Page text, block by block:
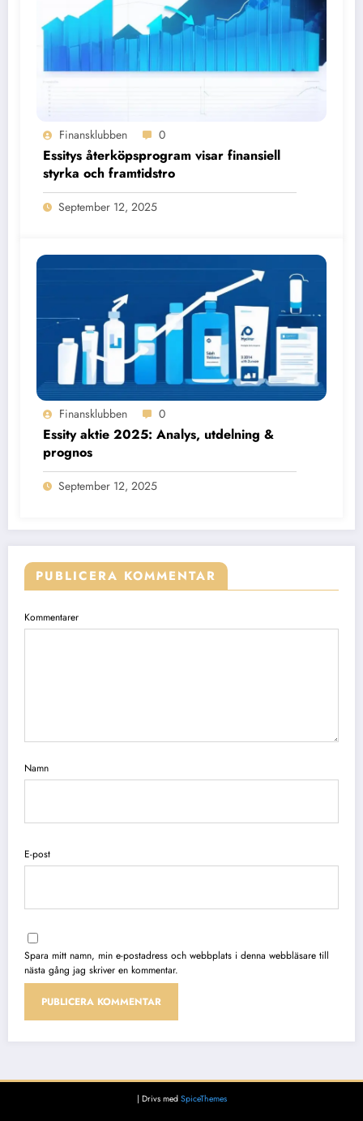
Finansklubben 0
Essitys återköpsprogram visar finansiell
styrka och framtidstro
September 12, 2025
Finansklubben 0
Essity aktie 2025: Analys, utdelning &
prognos
September 12, 2025
PUBLICERA KOMMENTAR
Kommentarer
Namn
E-post
Spara mitt namn, min e-postadress och webbplats i denna webbläsare till
nästa gång jag skriver en kommentar.
| Drivs med SpiceThemes